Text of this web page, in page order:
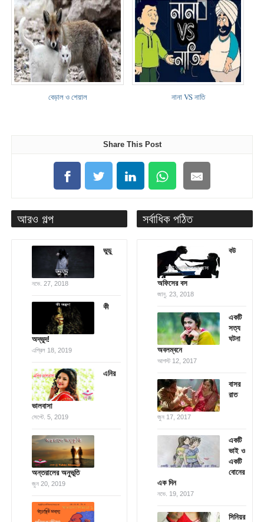
বেড়াল ও শেয়াল নানা VS নাতি
Share This Post
আরও গল্প
ভুডু
নভে. 27, 2018
কী
অদ্ভুদ!
এপ্রিল 18, 2019
এনির
ভালবাসা
সেপ্টে. 5, 2019
অন্তরালের অনুভূতি
জুন 20, 2019
সর্বাধিক পঠিত
বউ
অফিসের বস
জানু. 23, 2018
একটি
সত্য
ঘটনা
অবলম্বনে
আগস্ট 12, 2017
বাসর
রাত
জুন 17, 2017
একটি
ভাই ও
একটি
বোনের
এক দিন
নভে. 19, 2017
সিনিয়র